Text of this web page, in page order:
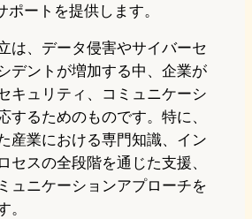
ートを提供します。
は、データ侵害やサイバーセ
デントが増加する中、企業が
キュリティ、コミュニケーシ
するためのものです。特に、
産業における専門知識、イン
セスの全段階を通じた支援、
ュニケーションアプローチを
。